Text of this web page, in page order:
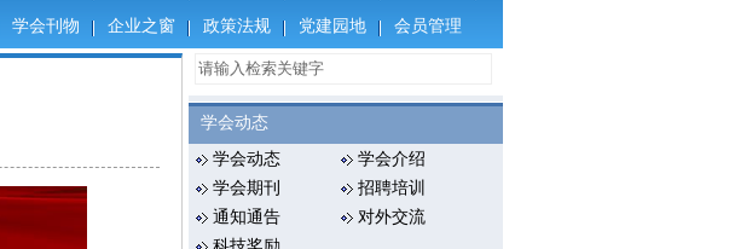
学会刊物 企业之窗 政策法规 党建园地 会员管理
学会动态
学会动态
学会介绍
学会期刊
招聘培训
通知通告
对外交流